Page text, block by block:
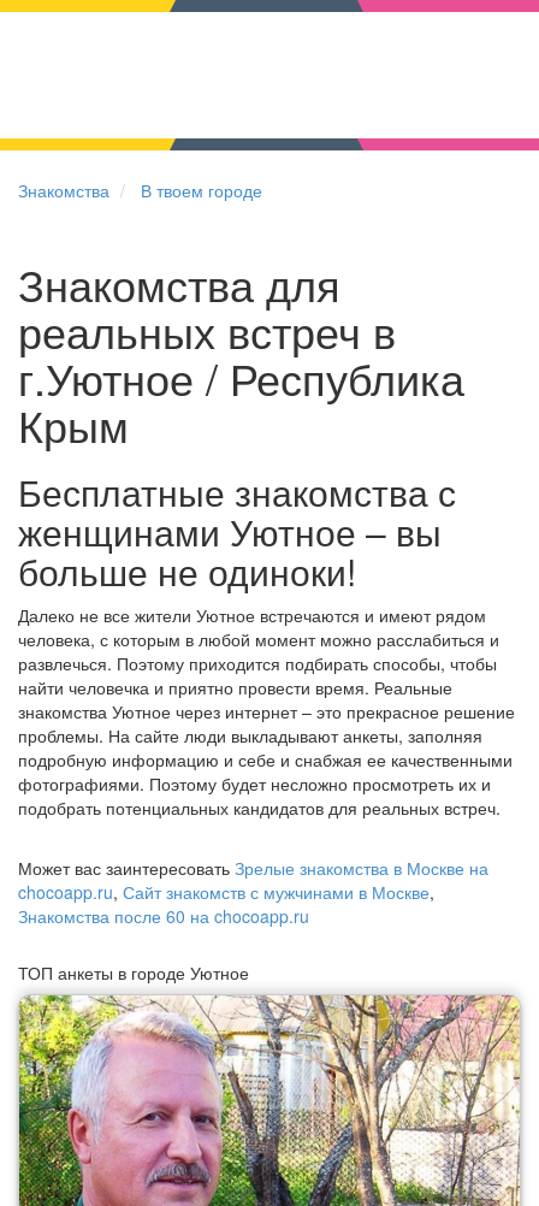
Знакомства В твоем городе
Знакомства для
реальных встреч в
г.Уютное / Республика
Крым
Бесплатные знакомства с
женщинами Уютное – вы
больше не одиноки!
Далеко не все жители Уютное встречаются и имеют рядом
человека, с которым в любой момент можно расслабиться и
развлечься. Поэтому приходится подбирать способы, чтобы
найти человечка и приятно провести время. Реальные
знакомства Уютное через интернет – это прекрасное решение
проблемы. На сайте люди выкладывают анкеты, заполняя
подробную информацию и себе и снабжая ее качественными
фотографиями. Поэтому будет несложно просмотреть их и
подобрать потенциальных кандидатов для реальных встреч.
Может вас заинтересовать Зрелые знакомства в Москве на
chocoapp.ru, Сайт знакомств с мужчинами в Москве,
Знакомства после 60 на chocoapp.ru
ТОП анкеты в городе Уютное